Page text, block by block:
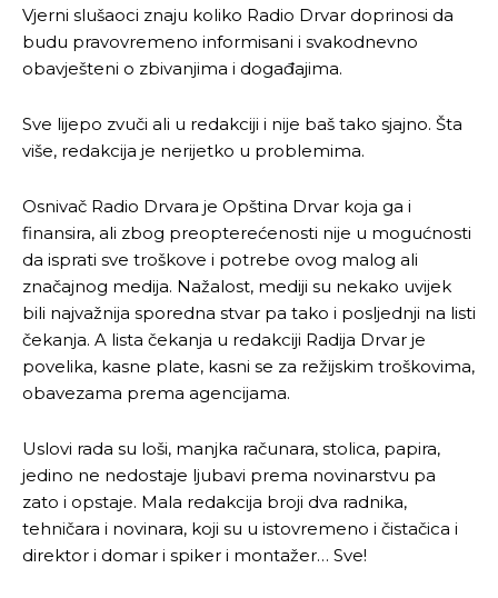
Vjerni slušaoci znaju koliko Radio Drvar doprinosi da
budu pravovremeno informisani i svakodnevno
obavješteni o zbivanjima i događajima.
Sve lijepo zvuči ali u redakciji i nije baš tako sjajno. Šta
više, redakcija je nerijetko u problemima.
Osnivač Radio Drvara je Opština Drvar koja ga i
finansira, ali zbog preopterećenosti nije u mogućnosti
da isprati sve troškove i potrebe ovog malog ali
značajnog medija. Nažalost, mediji su nekako uvijek
bili najvažnija sporedna stvar pa tako i posljednji na listi
čekanja. A lista čekanja u redakciji Radija Drvar je
povelika, kasne plate, kasni se za režijskim troškovima,
obavezama prema agencijama.
Uslovi rada su loši, manjka računara, stolica, papira,
jedino ne nedostaje ljubavi prema novinarstvu pa
zato i opstaje. Mala redakcija broji dva radnika,
tehničara i novinara, koji su u istovremeno i čistačica i
direktor i domar i spiker i montažer… Sve!